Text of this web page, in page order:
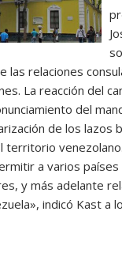
las relaciones
La reacción del
del
de los lazos
a varios
y más adelante
indicó Kast a